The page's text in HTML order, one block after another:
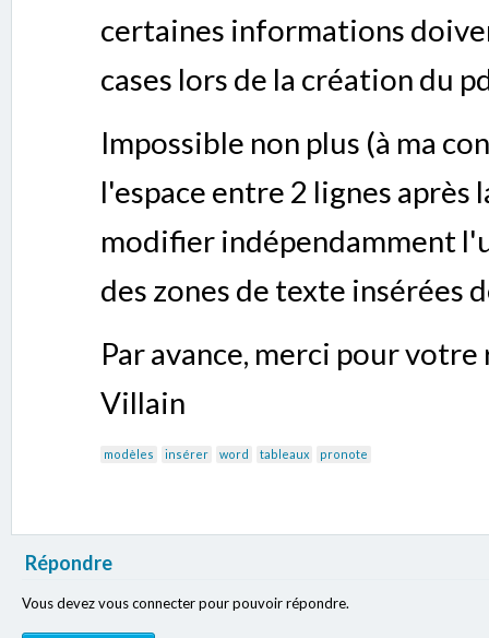
certaines informations
cases lors de la création du
Impossible non plus (à ma
l'espace entre 2 lignes après
modifier indépendamment
des zones de texte insérées
Par avance, merci pour
Villain
modèles insérer word tableaux pronote
Répondre
Vous devez vous connecter pour pouvoir répondre.